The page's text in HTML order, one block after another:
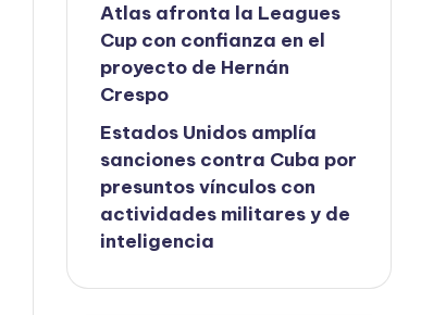
Atlas afronta la Leagues
Cup con confianza en el
proyecto de Hernán
Crespo
Estados Unidos amplía
sanciones contra Cuba por
presuntos vínculos con
actividades militares y de
inteligencia